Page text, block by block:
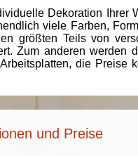
Dekoration
viele Farben,
größten Teils von
Zum anderen
die
und Preise